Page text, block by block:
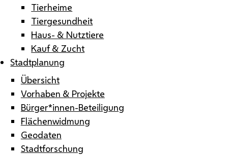
Tierheime
Tiergesundheit
Haus- & Nutztiere
Kauf & Zucht
Stadtplanung
Übersicht
Vorhaben & Projekte
Bürger*innen-Beteiligung
Flächenwidmung
Geodaten
Stadtforschung